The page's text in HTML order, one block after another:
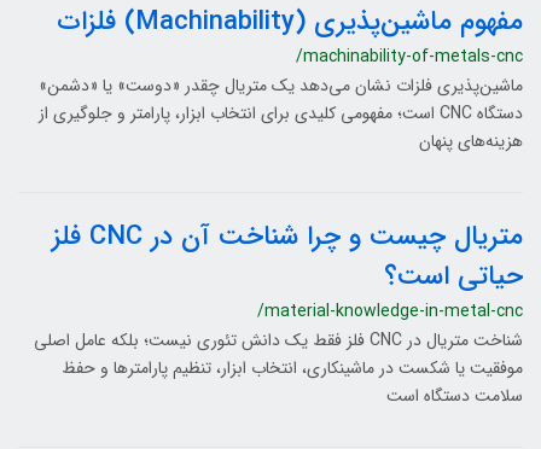
مفهوم ماشین‌پذیری (Machinability) فلزات
/machinability-of-metals-cnc
ماشین‌پذیری فلزات نشان می‌دهد یک متریال چقدر «دوست» یا «دشمن»
دستگاه CNC است؛ مفهومی کلیدی برای انتخاب ابزار، پارامتر و جلوگیری از
هزینه‌های پنهان
متریال چیست و چرا شناخت آن در CNC فلز
حیاتی است؟
/material-knowledge-in-metal-cnc
شناخت متریال در CNC فلز فقط یک دانش تئوری نیست؛ بلکه عامل اصلی
موفقیت یا شکست در ماشینکاری، انتخاب ابزار، تنظیم پارامترها و حفظ
سلامت دستگاه است